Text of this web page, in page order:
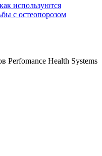
используются
с остеопорозом
Perfomance Health Systems